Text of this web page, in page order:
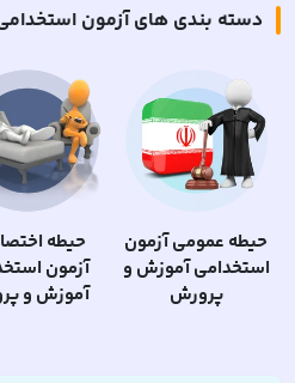
دسته بندی های آزمون
حیطه عمومی آزمون
استخدامی آموزش و
پرورش
حیطه
آزمون
آموزش و